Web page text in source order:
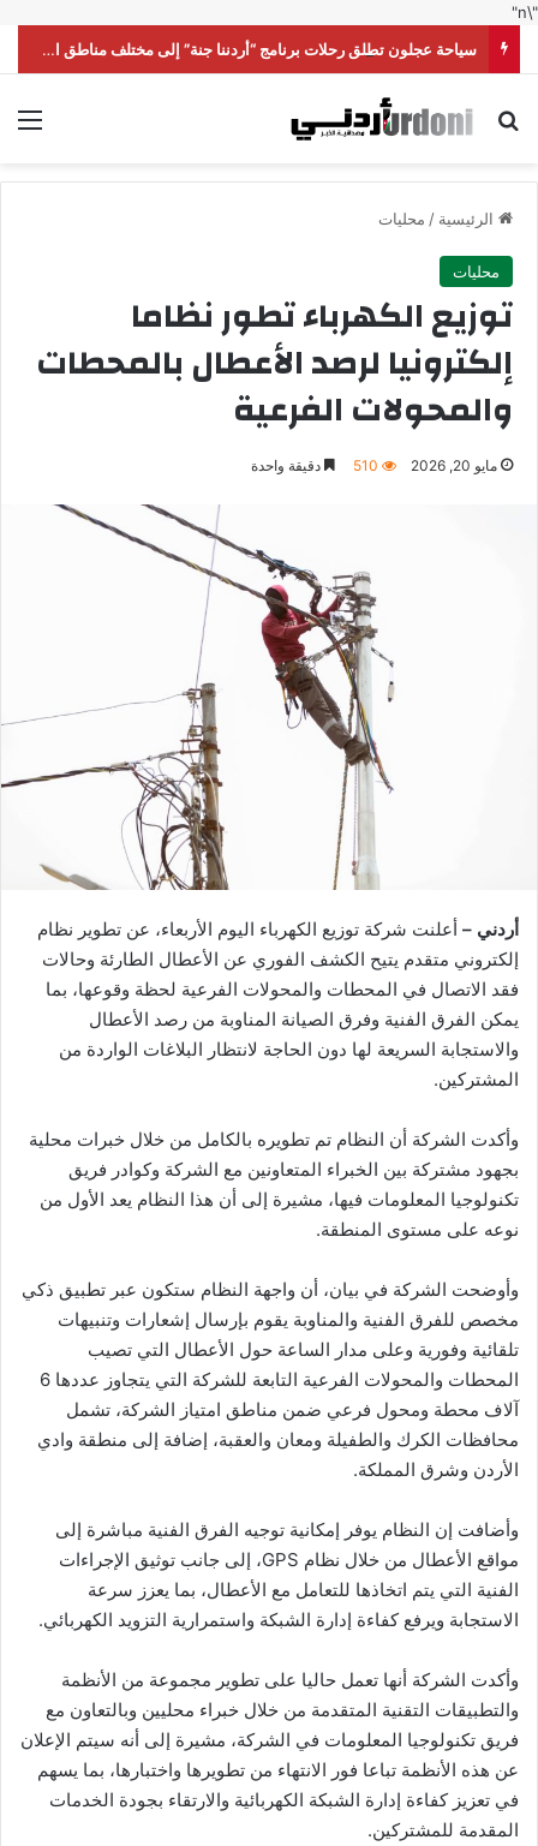
"\n"
سياحة عجلون تطلق رحلات برنامج “أردننا جنة” إلى مختلف مناطق المملكة
بحث عن
الرئيسية / محليات
محليات
توزيع الكهرباء تطور نظاما
إلكترونيا لرصد الأعطال بالمحطات
والمحولات الفرعية
مايو 20, 2026 510 دقيقة واحدة
أردني – أعلنت شركة توزيع الكهرباء اليوم الأربعاء، عن تطوير نظام
إلكتروني متقدم يتيح الكشف الفوري عن الأعطال الطارئة وحالات
فقد الاتصال في المحطات والمحولات الفرعية لحظة وقوعها، بما
يمكن الفرق الفنية وفرق الصيانة المناوبة من رصد الأعطال
والاستجابة السريعة لها دون الحاجة لانتظار البلاغات الواردة من
المشتركين.
وأكدت الشركة أن النظام تم تطويره بالكامل من خلال خبرات محلية
بجهود مشتركة بين الخبراء المتعاونين مع الشركة وكوادر فريق
تكنولوجيا المعلومات فيها، مشيرة إلى أن هذا النظام يعد الأول من
نوعه على مستوى المنطقة.
وأوضحت الشركة في بيان، أن واجهة النظام ستكون عبر تطبيق ذكي
مخصص للفرق الفنية والمناوبة يقوم بإرسال إشعارات وتنبيهات
تلقائية وفورية وعلى مدار الساعة حول الأعطال التي تصيب
المحطات والمحولات الفرعية التابعة للشركة التي يتجاوز عددها 6
آلاف محطة ومحول فرعي ضمن مناطق امتياز الشركة، تشمل
محافظات الكرك والطفيلة ومعان والعقبة، إضافة إلى منطقة وادي
الأردن وشرق المملكة.
وأضافت إن النظام يوفر إمكانية توجيه الفرق الفنية مباشرة إلى
مواقع الأعطال من خلال نظام GPS، إلى جانب توثيق الإجراءات
الفنية التي يتم اتخاذها للتعامل مع الأعطال، بما يعزز سرعة
الاستجابة ويرفع كفاءة إدارة الشبكة واستمرارية التزويد الكهربائي.
وأكدت الشركة أنها تعمل حاليا على تطوير مجموعة من الأنظمة
والتطبيقات التقنية المتقدمة من خلال خبراء محليين وبالتعاون مع
فريق تكنولوجيا المعلومات في الشركة، مشيرة إلى أنه سيتم الإعلان
عن هذه الأنظمة تباعا فور الانتهاء من تطويرها واختبارها، بما يسهم
في تعزيز كفاءة إدارة الشبكة الكهربائية والارتقاء بجودة الخدمات
المقدمة للمشتركين.